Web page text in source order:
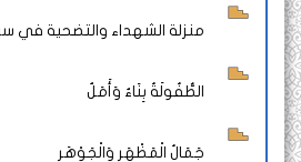
منزلة الشهداء والتضحية في
الطُّفُولَةُ بِنَاءٌ وَأَمَلٌ
جَمَالُ الْمَظْهَرِ وَالْجَوْهَرِ